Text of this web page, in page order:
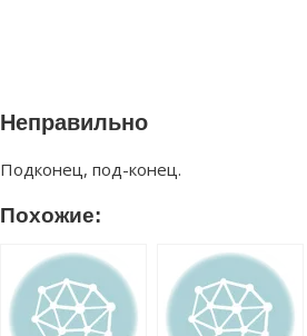
Неправильно
Подконец, под-конец.
Похожие: